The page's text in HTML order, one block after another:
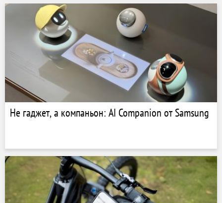
Не гаджет, а компаньон: AI Companion от Samsung